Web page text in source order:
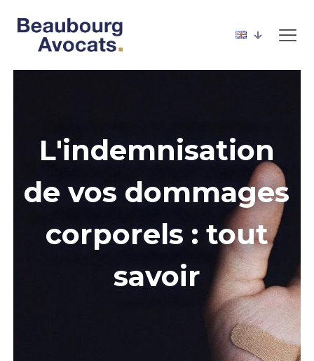
L'indemnisation
de vos dommages
corporels : tout
savoir